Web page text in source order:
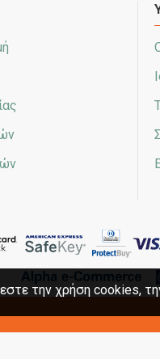
την χρήση cookies,